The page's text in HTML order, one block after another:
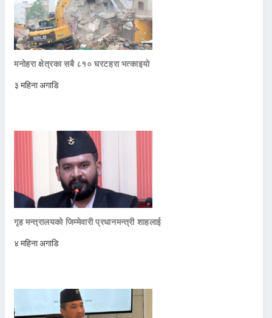
मनोहरा क्षेत्रका सबै ८१० घरटहरा भत्काइयो
३ महिना अगाडि
गृह मन्त्रालयको जिम्मेवारी प्रधानमन्त्री शाहलाई
४ महिना अगाडि